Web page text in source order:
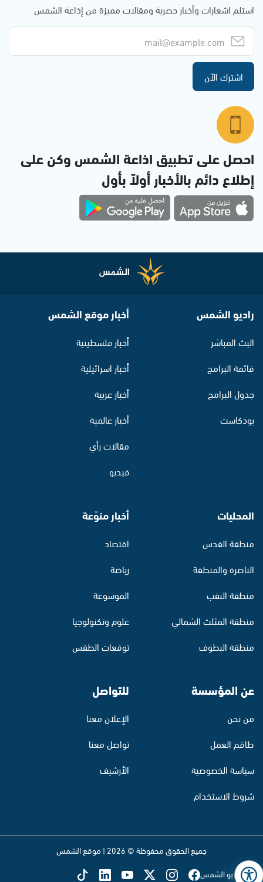
استلم اشعارات وأخبار حصرية ومقالات مميزة من إذاعة الشمس
اشترك الآن
احصل على تطبيق اذاعة الشمس وكن على
إطلاع دائم بالأخبار أولاً بأول
راديو الشمس
البث المباشر
قائمة البرامج
جدول البرامج
بودكاست
أخبار موقع الشمس
أخبار فلسطينية
أخبار اسرائيلية
أخبار عربية
أخبار عالمية
مقالات رأي
فيديو
المحليات
منطقة القدس
الناصرة والمنطقة
منطقة النقب
منطقة المثلث الشمالي
منطقة البطوف
أخبار منوّعة
اقتصاد
رياضة
الموسوعة
علوم وتكنولوجيا
توقعات الطقس
عن المؤسسة
من نحن
طاقم العمل
سياسة الخصوصية
شروط الاستخدام
للتواصل
الإعلان معنا
تواصل معنا
الأرشيف
جميع الحقوق محفوظة © 2026 | موقع الشمس
تابع راديو الشمس